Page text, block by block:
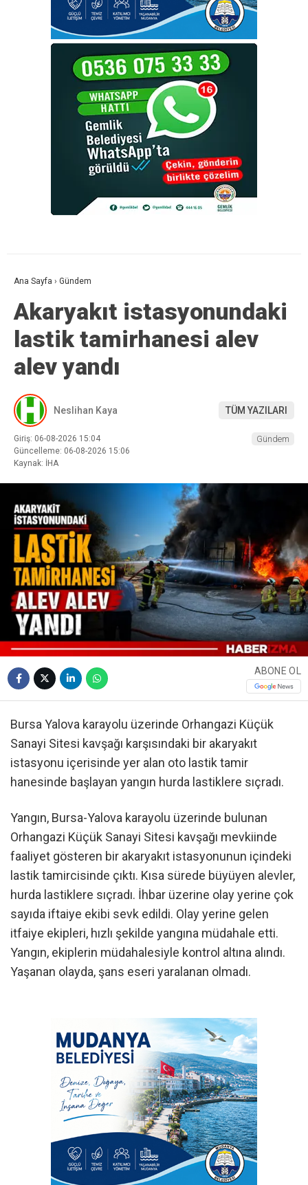
Ana Sayfa › Gündem
Akaryakıt istasyonundaki
lastik tamirhanesi alev
alev yandı
Neslihan Kaya TÜM YAZILARI
Giriş: 06-08-2026 15:04
Güncelleme: 06-08-2026 15:06
Kaynak: İHA
Gündem
ABONE OL
Bursa Yalova karayolu üzerinde Orhangazi Küçük
Sanayi Sitesi kavşağı karşısındaki bir akaryakıt
istasyonu içerisinde yer alan oto lastik tamir
hanesinde başlayan yangın hurda lastiklere sıçradı.
Yangın, Bursa-Yalova karayolu üzerinde bulunan
Orhangazi Küçük Sanayi Sitesi kavşağı mevkiinde
faaliyet gösteren bir akaryakıt istasyonunun içindeki
lastik tamircisinde çıktı. Kısa sürede büyüyen alevler,
hurda lastiklere sıçradı. İhbar üzerine olay yerine çok
sayıda iftaiye ekibi sevk edildi. Olay yerine gelen
itfaiye ekipleri, hızlı şekilde yangına müdahale etti.
Yangın, ekiplerin müdahalesiyle kontrol altına alındı.
Yaşanan olayda, şans eseri yaralanan olmadı.